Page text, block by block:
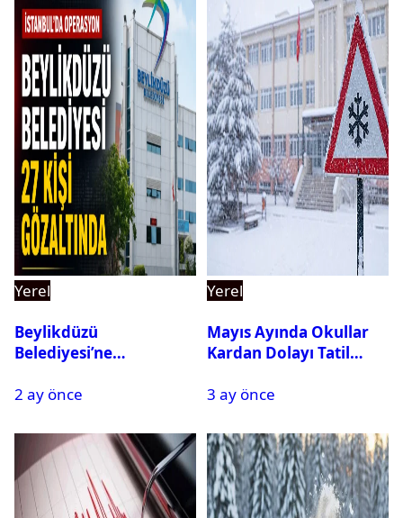
Yerel
Beylikdüzü
Belediyesi’ne
Gözaltına Alındı
2 ay önce
Yerel
Mayıs Ayında Okullar
Kardan Dolayı Tatil
3 ay önce